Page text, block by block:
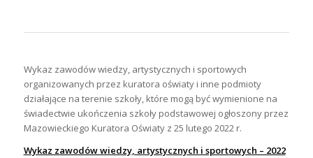
Wykaz zawodów wiedzy, artystycznych i sportowych
organizowanych przez kuratora oświaty i inne podmioty
działające na terenie szkoły, które mogą być wymienione na
świadectwie ukończenia szkoły podstawowej ogłoszony przez
Mazowieckiego Kuratora Oświaty z 25 lutego 2022 r.
Wykaz zawodów wiedzy, artystycznych i sportowych – 2022